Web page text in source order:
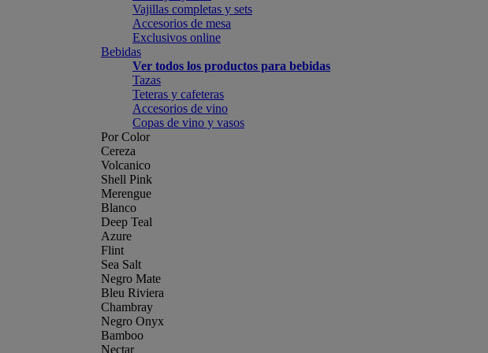
Vajillas completas y sets
Accesorios de mesa
Exclusivos online
Bebidas
Ver todos los productos para bebidas
Tazas
Teteras y cafeteras
Accesorios de vino
Copas de vino y vasos
Por Color
Cereza
Volcanico
Shell Pink
Merengue
Blanco
Deep Teal
Azure
Flint
Sea Salt
Negro Mate
Bleu Riviera
Chambray
Negro Onyx
Bamboo
Nectar